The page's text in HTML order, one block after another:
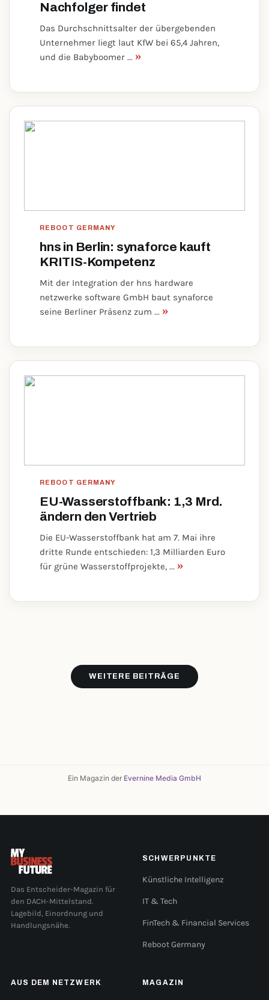
Nachfolger findet
Das Durchschnittsalter der übergebenden
Unternehmer liegt laut KfW bei 65,4 Jahren,
und die Babyboomer ... »
REBOOT GERMANY
hns in Berlin: synaforce kauft
KRITIS-Kompetenz
Mit der Integration der hns hardware
netzwerke software GmbH baut synaforce
seine Berliner Präsenz zum ... »
REBOOT GERMANY
EU-Wasserstoffbank: 1,3 Mrd.
ändern den Vertrieb
Die EU-Wasserstoffbank hat am 7. Mai ihre
dritte Runde entschieden: 1,3 Milliarden Euro
für grüne Wasserstoffprojekte, ... »
WEITERE BEITRÄGE
Ein Magazin der Evernine Media GmbH
Das Entscheider-Magazin für
den DACH-Mittelstand.
Lagebild, Einordnung und
Handlungsnähe.
SCHWERPUNKTE
Künstliche Intelligenz
IT & Tech
FinTech & Financial Services
Reboot Germany
AUS DEM NETZWERK MAGAZIN